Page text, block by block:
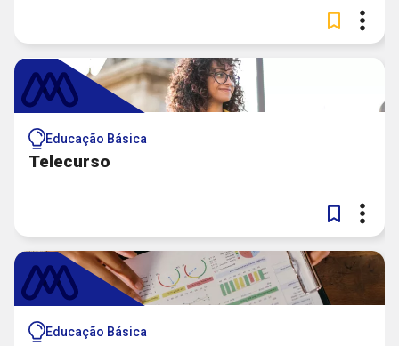
Educação Básica
Telecurso
Educação Básica